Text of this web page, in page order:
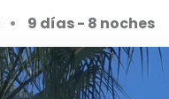
9 días - 8 noches